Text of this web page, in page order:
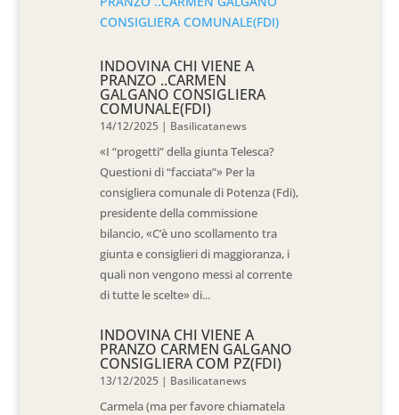
INDOVINA CHI VIENE A
PRANZO ..CARMEN
GALGANO CONSIGLIERA
COMUNALE(FDI)
14/12/2025 | Basilicatanews
«I “progetti” della giunta Telesca?
Questioni di “facciata”» Per la
consigliera comunale di Potenza (Fdi),
presidente della commissione
bilancio, «C’è uno scollamento tra
giunta e consiglieri di maggioranza, i
quali non vengono messi al corrente
di tutte le scelte» di...
INDOVINA CHI VIENE A
PRANZO CARMEN GALGANO
CONSIGLIERA COM PZ(FDI)
13/12/2025 | Basilicatanews
Carmela (ma per favore chiamatela